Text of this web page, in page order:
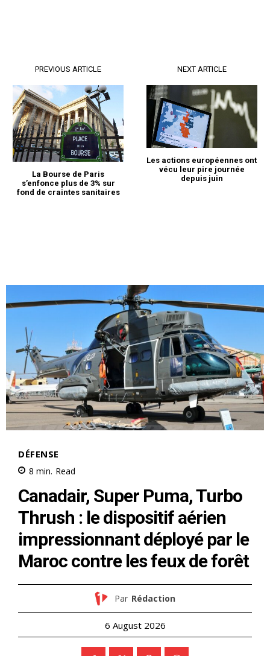
PREVIOUS ARTICLE
La Bourse de Paris
s’enfonce plus de 3% sur
fond de craintes sanitaires
NEXT ARTICLE
Les actions européennes ont
vécu leur pire journée
depuis juin